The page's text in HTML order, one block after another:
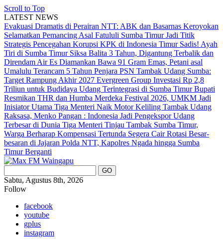
Scroll to Top
LATEST NEWS
Evakuasi Dramatis di Perairan NTT: ABK dan Basarnas Keroyokan
Selamatkan Pemancing Asal Fatululi Sumba Timur Jadi Titik
Strategis Pencegahan Korupsi KPK di Indonesia Timur Sadis! Ayah
Tiri di Sumba Timur Siksa Balita 3 Tahun, Digantung Terbalik dan
Direndam Air Es Diamankan Bawa 91 Gram Emas, Petani asal
Umalulu Terancam 5 Tahun Penjara PSN Tambak Udang Sumba:
Target Rampung Akhir 2027 Evergreen Group Investasi Rp 2,8
Triliun untuk Budidaya Udang Terintegrasi di Sumba TimurBupati
Resmikan THR dan Humba Merdeka Festival 2026, UMKM Jadi
Inisiator Utama Tiga Menteri Naik Motor Keliling Tambak Udang
Raksasa, Menko Pangan : Indonesia Jadi Pengekspor Udang
Terbesar di Dunia Tiga Menteri Tinjau Tambak Sumba Timur,
Warga Berharap Kompensasi Tertunda Segera CairRotasi Besar-
besaran di Jajaran Polda NTT, Kapolres Ngada hingga Sumba
Timur Berganti
Sabtu, Agustus 8th, 2026
Follow
facebook
youtube
gplus
instagram